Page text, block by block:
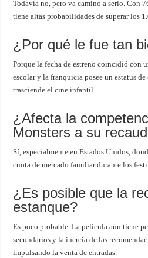
Todavía no, pero va camino a serlo. Con
tiene altas probabilidades de superar los
¿Por qué le fue tan
Porque la fecha de estreno coincidió con
escolar y la franquicia posee un estatus
trasciende el cine infantil.
¿Afecta la
Monsters a su
Sí, especialmente en Estados Unidos,
cuota de mercado familiar durante los
¿Es posible que la
estanque?
Es poco probable. La película aún tiene
secundarios y la inercia de las
impulsando la venta de entradas.